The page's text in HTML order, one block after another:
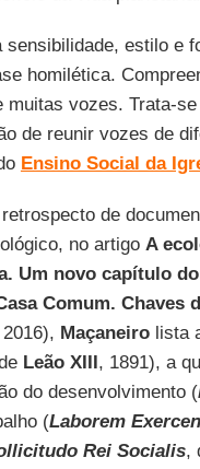
estilo e
homilética.
vozes. Trata-
de reunir vozes de
Ensino Social da
de
no artigo A
Um novo capítulo
Comum. Chaves
Maçaneirolista
Leão XIII, 1891), a
do desenvolvimento (
(Laborem
Rei Socialis,